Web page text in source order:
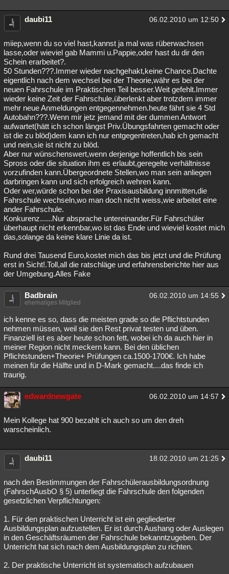
daubi11 06.02.2010 um 12:50
miiep,wenn du so viel hast,kannst ja mal was rüberwachsen
lasse,oder wieviel gab Mammi u.Pappie,oder hast du dir den
Schein erarbeitet?.
50 Stunden???.Immer wieder nachgehakt,keine Chance.Dachte
eigentlich nach dem wechsel bei der Theorie,währ es bei der
neuen Fahrschule im Praktischen Teil besser.Weit gefehlt.Immer
wieder keine Zeit der Fahrschule,überlenkt aber trotzdem immer
mehr neue Anmeldungen entgegennehmen.heute fährt sie 4 Std
Autobahn???.Wenn mir jetz jemand mit der dummen Antwort
aufwartet(hätt ich schon längst Priv.Übungsfahrten gemacht oder
ist die zu blöd)dem kann ich nur entgegentreten,hab ich gemacht
und nein,sie ist nicht zu blöd.
Aber nur wünschenswert,wenn derjenige hoffentlich bis sein
Spross oder die situation ihm es erlaubt,geregelte verhältnisse
vorzufinden kann.Übergeordnete Stellen,wo man sein anliegen
darbringen kann und sich erfolgreich wehren kann.
Oder wer,würde schon bei der Praxisausbildung innmitten,die
Fahrschule wechseln,wo man doch nicht weiss,wie arbeitet eine
ander Fahrschule.
Konkurenz......Nur absprache untereinander.Für Fahrschüler
überhaupt nicht erkennbar,wo ist das Ende und wieviel kostet mich
das,solange da keine klare Linie da ist.
Rund drei Tausend Euro,kostet mich das bis jetzt und die Prüfung
erst in Sicht!.Toll,all die ratschläge und erfahrensberichte hier aus
der Umgebung.Alles Fake
Badbrain 06.02.2010 um 14:55
ehemaliges Mitglied
ich kenne es so, dass die meisten grade so die Pflichtstunden
nehmen müssen, weil sie den Rest privat testen und üben.
Finanziell ist es aber heute schon fett, wobei ich da auch hier in
meiner Region nicht meckern kann. Bei den üblichen
Pflichtstunden+Theorie+ Prüfungen ca.1500-1700€. Ich habe
meinen für die Hälfte und in D-Mark gemacht....das finde ich
traurig.
edwardnewgate 06.02.2010 um 14:57
Mein Kollege hat 900 bezahlt ich auch so um den dreh
warscheinlich.
daubi11 18.02.2010 um 21:25
nach den Bestimmungen der Fahrschülerausbildungsordnung
(FahrschAusbO § 5) unterliegt die Fahrschule den folgenden
gesetzlichen Verpflichtungen:
1. Für den praktischen Unterricht ist ein gegliederter
Ausbildungsplan aufzustellen. Er ist durch Aushang oder Auslegen
in den Geschäftsräumen der Fahrschule bekanntzugeben. Der
Unterricht hat sich nach dem Ausbildungsplan zu richten.
2. Der praktische Unterricht ist systematisch aufzubauen